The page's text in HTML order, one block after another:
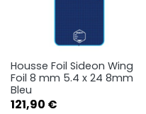
Housse Foil Sideon Wing
Foil 8 mm 5.4 x 24 8mm
Bleu
Prix
121,90 €